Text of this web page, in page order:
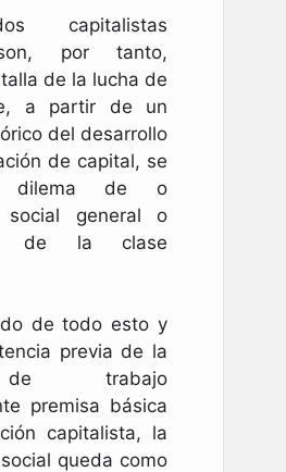
capitalistas
por tanto,
de la lucha de
a partir de un
del desarrollo
de capital, se
dilema de o
social general o
de la clase
de todo esto y
previa de la
trabajo
premisa básica
capitalista, la
queda como